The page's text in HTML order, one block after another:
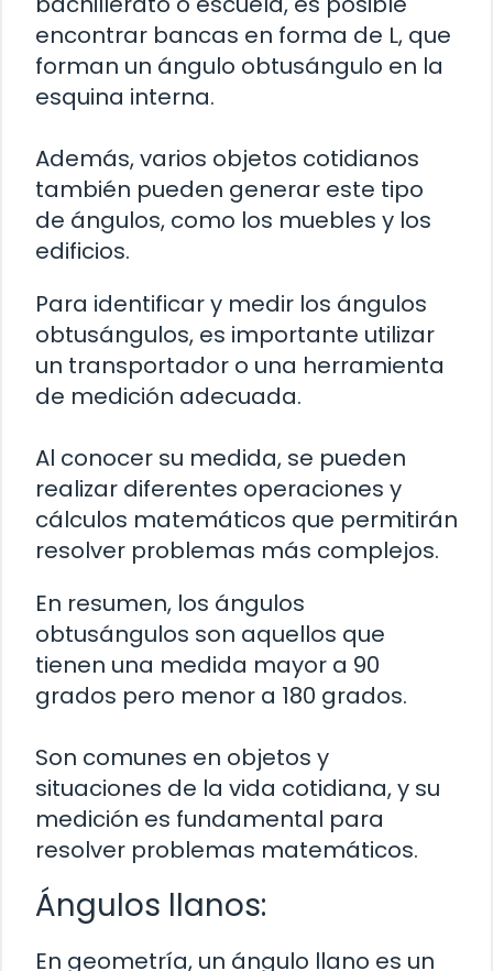
encontrar bancas en forma de L, que
forman un ángulo obtusángulo en la
esquina interna.
Además, varios objetos cotidianos
también pueden generar este tipo
de ángulos, como los muebles y los
edificios.
Para identificar y medir los ángulos
obtusángulos, es importante utilizar
un transportador o una herramienta
de medición adecuada.
Al conocer su medida, se pueden
realizar diferentes operaciones y
cálculos matemáticos que permitirán
resolver problemas más complejos.
En resumen, los ángulos
obtusángulos son aquellos que
tienen una medida mayor a 90
grados pero menor a 180 grados.
Son comunes en objetos y
situaciones de la vida cotidiana, y su
medición es fundamental para
resolver problemas matemáticos.
Ángulos llanos:
En geometría, un ángulo llano es un